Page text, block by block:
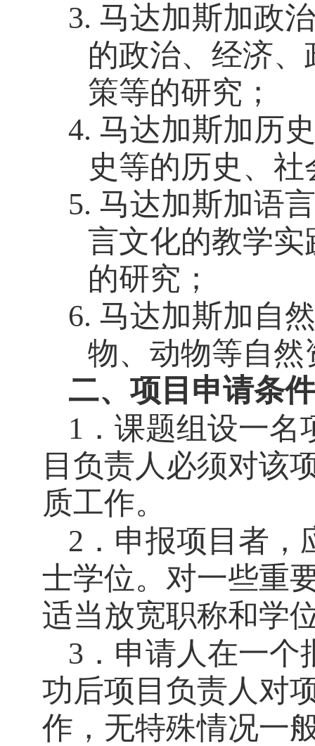
3. 马达加斯加政
的政治、经济
策等的研究；
4. 马达加斯加历
史等的历史、
5. 马达加斯加语
言文化的教学
的研究；
6. 马达加斯加自
物、动物等自
二、项目申请条
1．课题组设一名
目负责人必须对该
质工作。
2．申报项目者，
士学位。对一些重
适当放宽职称和学
3．申请人在一个
功后项目负责人对
作，无特殊情况一